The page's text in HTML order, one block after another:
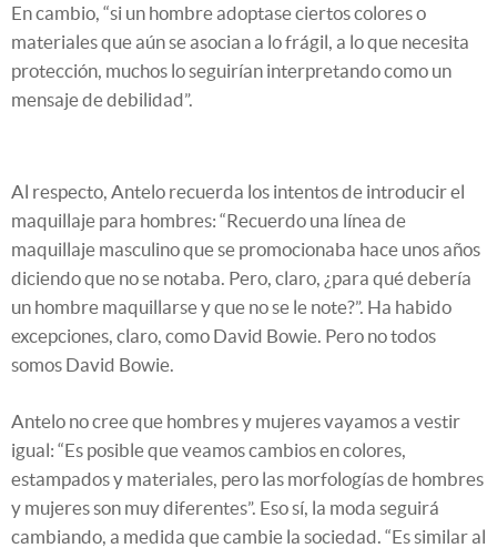
En cambio, “si un hombre adoptase ciertos colores o
materiales que aún se asocian a lo frágil, a lo que necesita
protección, muchos lo seguirían interpretando como un
mensaje de debilidad”.
Al respecto, Antelo recuerda los intentos de introducir el
maquillaje para hombres: “Recuerdo una línea de
maquillaje masculino que se promocionaba hace unos años
diciendo que no se notaba. Pero, claro, ¿para qué debería
un hombre maquillarse y que no se le note?”. Ha habido
excepciones, claro, como David Bowie. Pero no todos
somos David Bowie.
Antelo no cree que hombres y mujeres vayamos a vestir
igual: “Es posible que veamos cambios en colores,
estampados y materiales, pero las morfologías de hombres
y mujeres son muy diferentes”. Eso sí, la moda seguirá
cambiando, a medida que cambie la sociedad. “Es similar al